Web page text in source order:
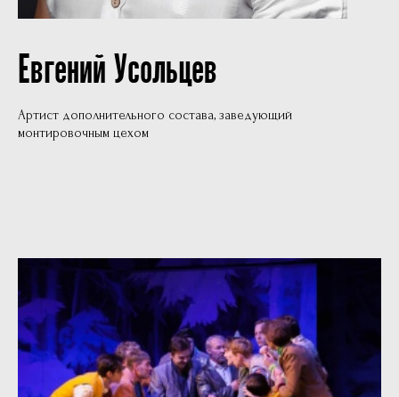
Евгений Усольцев
Артист дополнительного состава, заведующий
монтировочным цехом